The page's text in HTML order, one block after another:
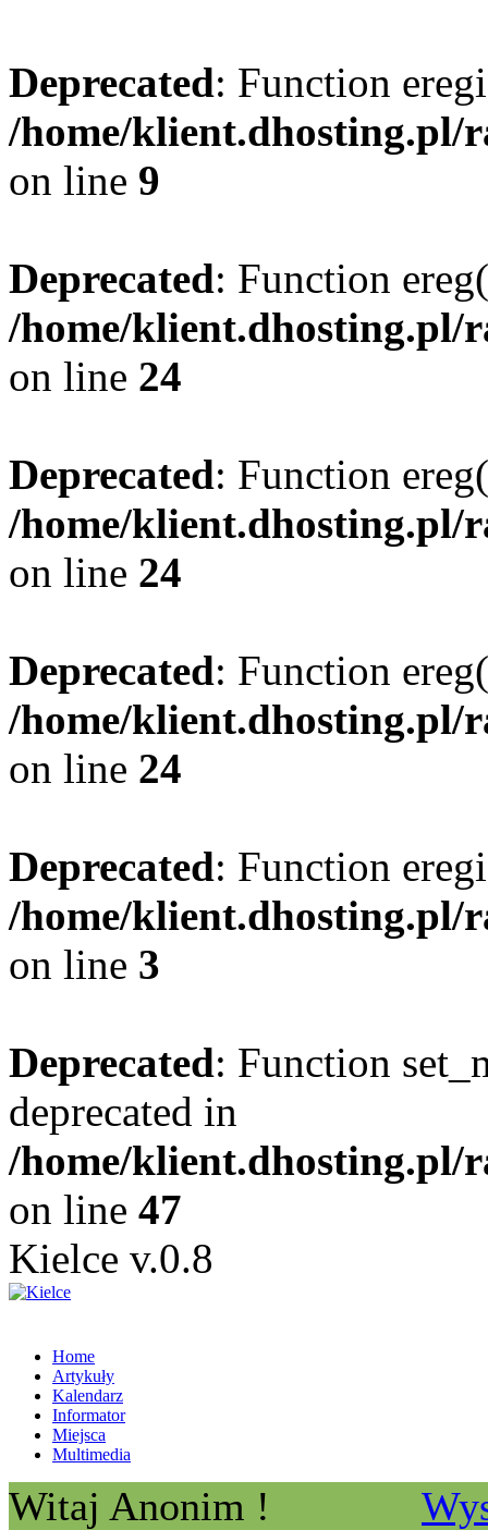
Deprecated: Function
/home/klient.dhosting.pl/
on line 9
Deprecated: Function
/home/klient.dhosting.pl/
on line 24
Deprecated: Function
/home/klient.dhosting.pl/
on line 24
Deprecated: Function
/home/klient.dhosting.pl/
on line 24
Deprecated: Function
/home/klient.dhosting.pl/
on line 3
Deprecated: Function
deprecated in
/home/klient.dhosting.pl/
on line 47
Kielce v.0.8
Home
Artykuły
Kalendarz
Informator
Miejsca
Multimedia
Witaj Anonim !